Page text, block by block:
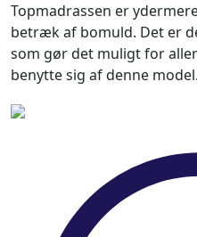
Topmadrassen er
betræk af bomuld. Det er
som gør det muligt for
benytte sig af denne model.